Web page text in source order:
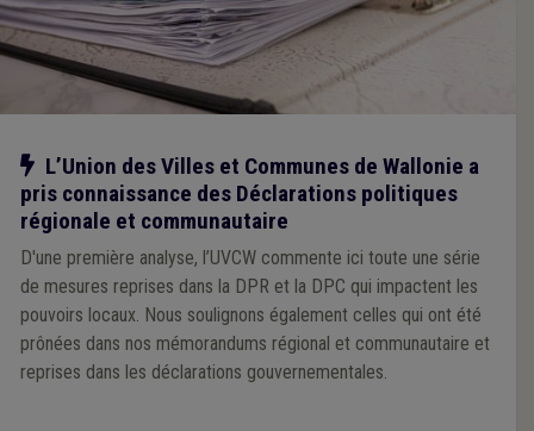
Notre action
L’Union des Villes et Communes de Wallonie a
pris connaissance des Déclarations politiques
régionale et communautaire
D'une première analyse, l’UVCW commente ici toute une série
de mesures reprises dans la DPR et la DPC qui impactent les
pouvoirs locaux. Nous soulignons également celles qui ont été
prônées dans nos mémorandums régional et communautaire et
reprises dans les déclarations gouvernementales.